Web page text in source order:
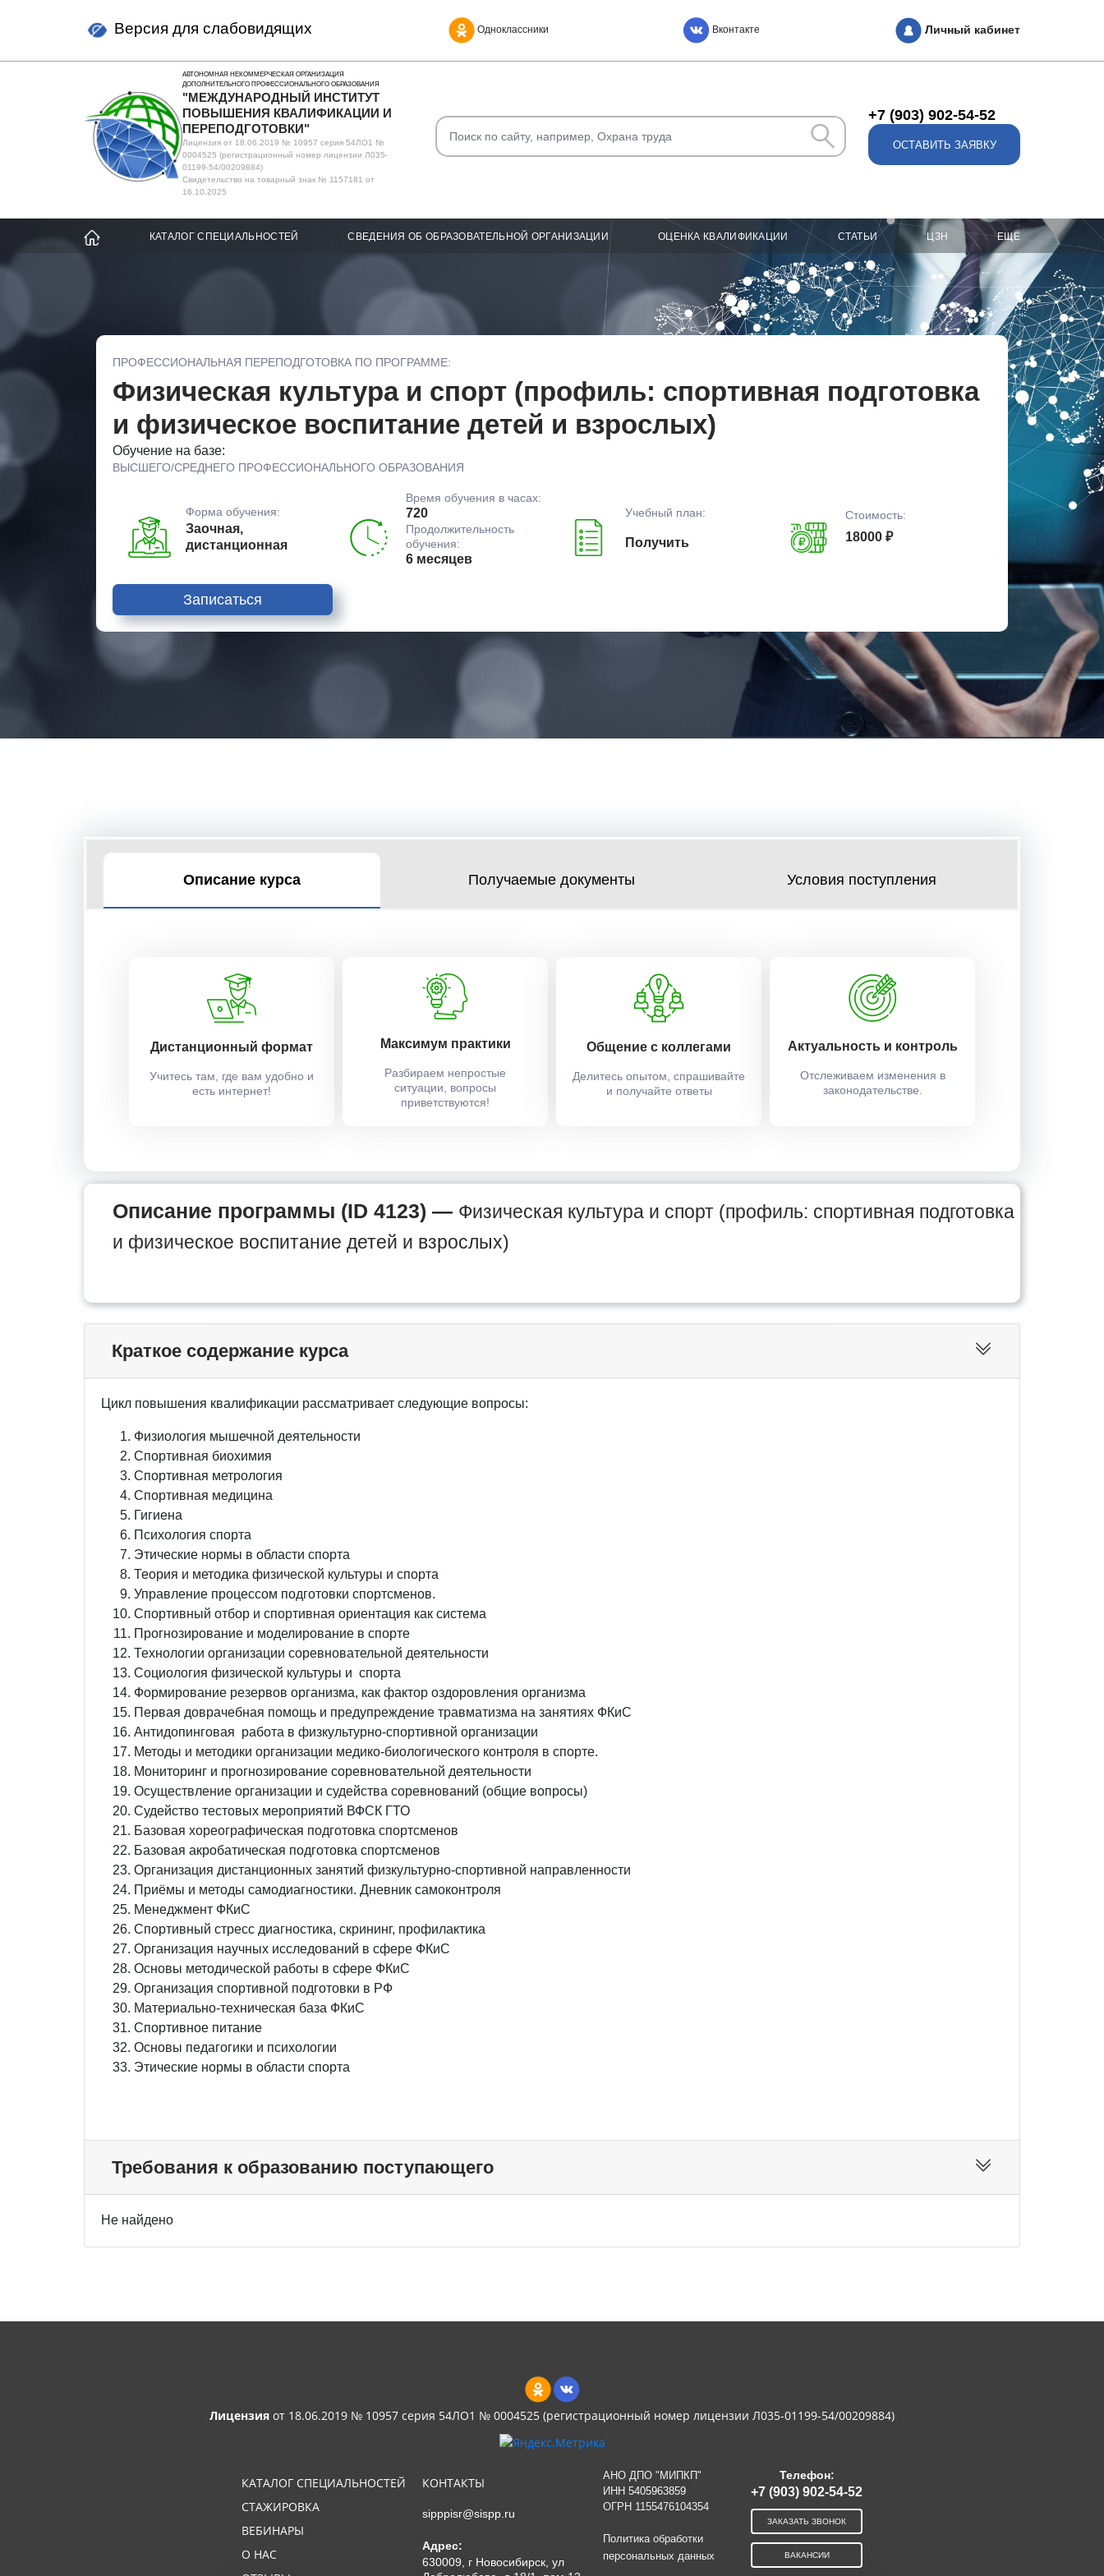
Версия для слабовидящих Одноклассники Вконтакте Личный кабинет
АВТОНОМНАЯ НЕКОММЕРЧЕСКАЯ ОРГАНИЗАЦИЯ
ДОПОЛНИТЕЛЬНОГО ПРОФЕССИОНАЛЬНОГО ОБРАЗОВАНИЯ
"МЕЖДУНАРОДНЫЙ ИНСТИТУТ
ПОВЫШЕНИЯ КВАЛИФИКАЦИИ И
ПЕРЕПОДГОТОВКИ"
Лицензия от 18.06.2019 № 10957 серия 54ЛО1 №
0004525 (регистрационный номер лицензии Л035-
01199-54/00209884)
Свидетельство на товарный знак № 1157181 от
16.10.2025
+7 (903) 902-54-52
ОСТАВИТЬ ЗАЯВКУ
КАТАЛОГ СПЕЦИАЛЬНОСТЕЙ СВЕДЕНИЯ ОБ ОБРАЗОВАТЕЛЬНОЙ ОРГАНИЗАЦИИ ОЦЕНКА КВАЛИФИКАЦИИ СТАТЬИ ЦЗН ЕЩЁ
ПРОФЕССИОНАЛЬНАЯ ПЕРЕПОДГОТОВКА ПО ПРОГРАММЕ:
Физическая культура и спорт (профиль: спортивная подготовка
и физическое воспитание детей и взрослых)
Обучение на базе:
ВЫСШЕГО/СРЕДНЕГО ПРОФЕССИОНАЛЬНОГО ОБРАЗОВАНИЯ
Форма обучения:
Заочная,
дистанционная
Время обучения в часах:
720
Продолжительность
обучения:
6 месяцев
Учебный план:
Получить
Стоимость:
18000 ₽
Записаться
Описание курса Получаемые документы Условия поступления
Дистанционный формат
Учитесь там, где вам удобно и
есть интернет!
Максимум практики
Разбираем непростые
ситуации, вопросы
приветствуются!
Общение с коллегами
Делитесь опытом, спрашивайте
и получайте ответы
Актуальность и контроль
Отслеживаем изменения в
законодательстве.
Описание программы (ID 4123) — Физическая культура и спорт (профиль: спортивная подготовка
и физическое воспитание детей и взрослых)
Краткое содержание курса
Цикл повышения квалификации рассматривает следующие вопросы:
Физиология мышечной деятельности
Спортивная биохимия
Спортивная метрология
Спортивная медицина
Гигиена
Психология спорта
Этические нормы в области спорта
Теория и методика физической культуры и спорта
Управление процессом подготовки спортсменов.
Спортивный отбор и спортивная ориентация как система
Прогнозирование и моделирование в спорте
Технологии организации соревновательной деятельности
Социология физической культуры и спорта
Формирование резервов организма, как фактор оздоровления организма
Первая доврачебная помощь и предупреждение травматизма на занятиях ФКиС
Антидопинговая работа в физкультурно-спортивной организации
Методы и методики организации медико-биологического контроля в спорте.
Мониторинг и прогнозирование соревновательной деятельности
Осуществление организации и судейства соревнований (общие вопросы)
Судейство тестовых мероприятий ВФСК ГТО
Базовая хореографическая подготовка спортсменов
Базовая акробатическая подготовка спортсменов
Организация дистанционных занятий физкультурно-спортивной направленности
Приёмы и методы самодиагностики. Дневник самоконтроля
Менеджмент ФКиС
Спортивный стресс диагностика, скрининг, профилактика
Организация научных исследований в сфере ФКиС
Основы методической работы в сфере ФКиС
Организация спортивной подготовки в РФ
Материально-техническая база ФКиС
Спортивное питание
Основы педагогики и психологии
Этические нормы в области спорта
Требования к образованию поступающего
Не найдено
Лицензия от 18.06.2019 № 10957 серия 54ЛО1 № 0004525 (регистрационный номер лицензии Л035-01199-54/00209884)
КАТАЛОГ СПЕЦИАЛЬНОСТЕЙ
СТАЖИРОВКА
ВЕБИНАРЫ
О НАС
КОНТАКТЫ
sipppisr@sispp.ru
Адрес:
630009, г Новосибирск, ул
АНО ДПО "МИПКП"
ИНН 5405963859
ОГРН 1155476104354
Политика обработки
персональных данных
Телефон:
+7 (903) 902-54-52
ЗАКАЗАТЬ ЗВОНОК
ВАКАНСИИ